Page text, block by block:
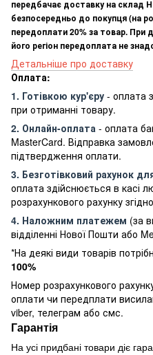
передбачає доставку на склад
безпосередньо до покупця (на
передоплати 20% за товар. При
його регіон передоплата не
Детальніше про доставку
Оплата:
1. Готівкою кур'єру - оплата
при отриманні товару.
2. Онлайн-оплата - оплата
MasterCard. Відправка
підтвердження оплати.
3. Безготівковий рахунок
оплата здійснюється в касі
розрахункового рахунку
4. Наложним платежем (за
відділенні Нової Пошти або
*На деякі види товарів
100%
Номер розрахункового
оплати чи передплати
viber, телеграм або смс.
Гарантія
На усі придбані товари діє